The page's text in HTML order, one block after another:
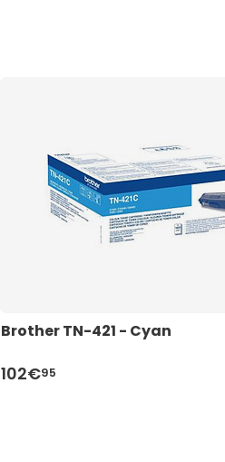
Brother TN-421 - Cyan
102€95